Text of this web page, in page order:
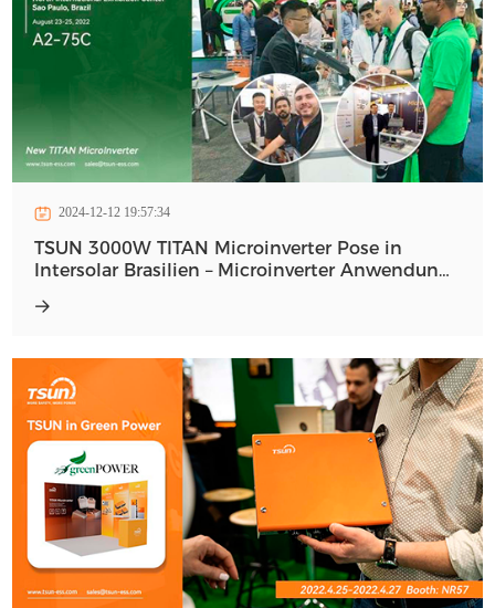
2024-12-12 19:57:34
TSUN 3000W TITAN Microinverter Pose in
Intersolar Brasilien – Microinverter Anwendung